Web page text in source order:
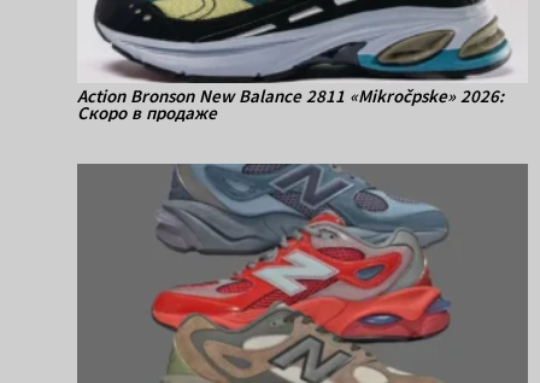
Action Bronson New Balance 2811 «Mikročpske» 2026:
Скоро в продаже